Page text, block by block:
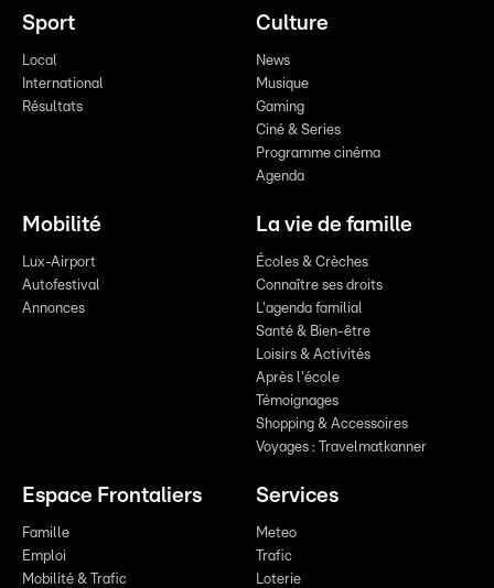
Sport
Local
International
Résultats
Culture
News
Musique
Gaming
Ciné & Series
Programme cinéma
Agenda
Mobilité
Lux-Airport
Autofestival
Annonces
La vie de famille
Écoles & Crèches
Connaître ses droits
L'agenda familial
Santé & Bien-être
Loisirs & Activités
Après l'école
Témoignages
Shopping & Accessoires
Voyages : Travelmatkanner
Espace Frontaliers
Famille
Emploi
Mobilité & Trafic
Services
Meteo
Trafic
Loterie